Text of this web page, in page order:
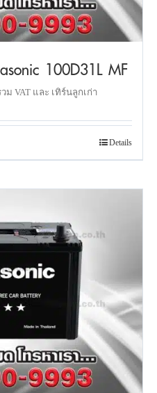
100D31L MF
ม VAT และ เทิร์นลูกเก่า
Details